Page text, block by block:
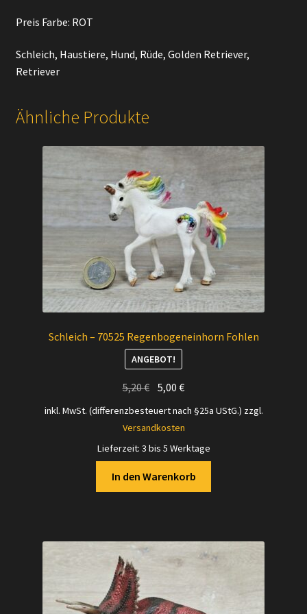
Preis Farbe: ROT
Schleich, Haustiere, Hund, Rüde, Golden Retriever,
Retriever
Ähnliche Produkte
Schleich – 70525 Regenbogeneinhorn Fohlen
ANGEBOT!
5,20€ Ursprünglicher
5,00€Aktueller
inkl. MwSt. (differenzbesteuert nach §25a UStG.) zzgl.
Versandkosten
Lieferzeit: 3 bis 5 Werktage
In den Warenkorb